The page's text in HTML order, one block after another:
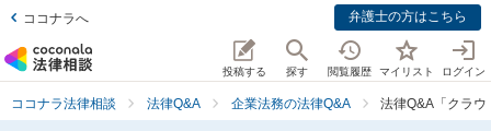
ココナラへ 弁護士の方はこちら
投稿する 探す 閲覧履歴 マイリスト ログイン
ココナラ法律相談 法律Q&A 企業法務の法律Q&A 法律Q&A「クラ